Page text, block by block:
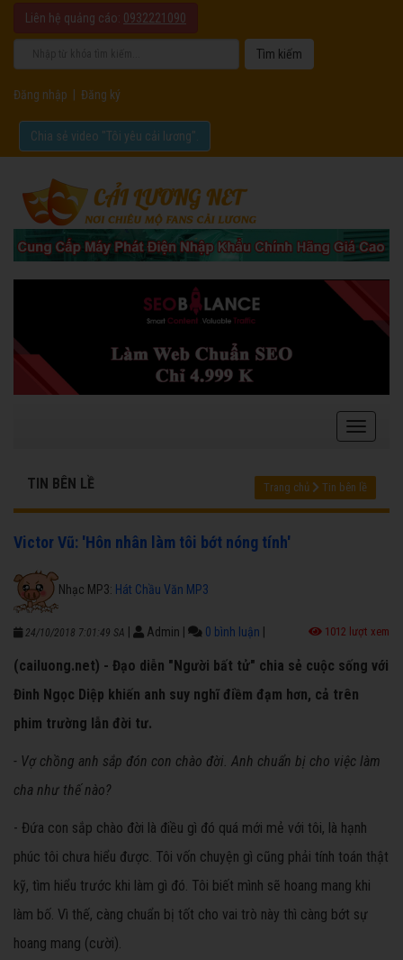
Liên hệ quảng cáo: 0932221090
Đăng nhập Đăng ký
Chia sẻ video "Tôi yêu cải lương".
TIN BÊN LỀ Trang chủ Tin bên lề
Victor Vũ: 'Hôn nhân làm tôi bớt nóng tính'
Nhạc MP3: Hát Chầu Văn MP3
24/10/2018 7:01:49 SA Admin 0 bình luận 1012 lượt xem
(cailuong.net) - Đạo diễn "Người bất tử" chia sẻ cuộc sống với
Đinh Ngọc Diệp khiến anh suy nghĩ điềm đạm hơn, cả trên
phim trường lẫn đời tư.
- Vợ chồng anh sắp đón con chào đời. Anh chuẩn bị cho việc làm
cha như thế nào?
- Đứa con sắp chào đời là điều gì đó quá mới mẻ với tôi, là hạnh
phúc tôi chưa hiểu được. Tôi vốn chuyện gì cũng phải tính toán thật
kỹ, tìm hiểu trước khi làm gì đó. Tôi biết mình sẽ hoang mang khi
làm bố. Vì thế, càng chuẩn bị tốt cho vai trò này thì càng bớt sự
hoang mang (cười).